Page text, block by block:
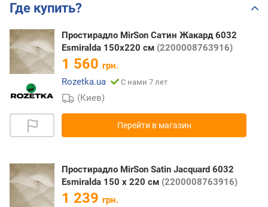
Где купить?
Простирадло MirSon Сатин Жакард 6032
Esmiralda 150х220 см (2200008763916)
1 560 грн.
Rozetka.ua
С нами 7 лет
(Киев)
Перейти в магазин
Простирадло MirSon Satin Jacquard 6032
Esmiralda 150 х 220 см (2200008763916)
1 239 грн.